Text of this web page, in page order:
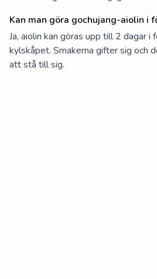
Kan man göra gochujang-aiolin i
Ja, aiolin kan göras upp till 2 dagar i
kylskåpet. Smakerna gifter sig och
att stå till sig.